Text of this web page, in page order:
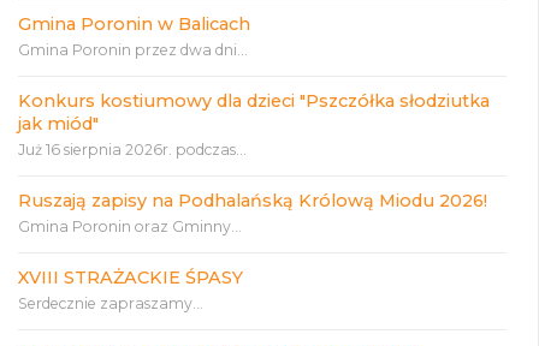
Gmina Poronin w Balicach
Gmina Poronin przez dwa dni...
Konkurs kostiumowy dla dzieci "Pszczółka słodziutka
jak miód"
Już 16 sierpnia 2026r. podczas...
Ruszają zapisy na Podhalańską Królową Miodu 2026!
Gmina Poronin oraz Gminny...
XVIII STRAŻACKIE ŚPASY
Serdecznie zapraszamy...